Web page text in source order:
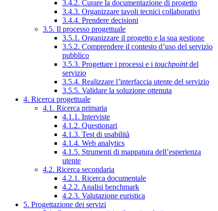
3.4.2. Curare la documentazione di progetto
3.4.3. Organizzare tavoli tecnici collaborativi
3.4.4. Prendere decisioni
3.5. Il processo progettuale
3.5.1. Organizzare il progetto e la sua gestione
3.5.2. Comprendere il contesto d’uso del servizio
pubblico
3.5.3. Progettare i processi e i touchpointdel
servizio
3.5.4. Realizzare l’interfaccia utente del servizio
3.5.5. Validare la soluzione ottenuta
4. Ricerca progettuale
4.1. Ricerca primaria
4.1.1. Interviste
4.1.2. Questionari
4.1.3. Test di usabilità
4.1.4. Web analytics
4.1.5. Strumenti di mappatura dell’esperienza
utente
4.2. Ricerca secondaria
4.2.1. Ricerca documentale
4.2.2. Analisi benchmark
4.2.3. Valutazione euristica
5. Progettazione dei servizi